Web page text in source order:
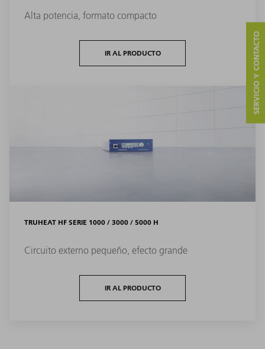
Alta potencia, formato compacto
IR AL PRODUCTO
TRUHEAT HF SERIE 1000 / 3000 / 5000 H
Circuito externo pequeño, efecto grande
IR AL PRODUCTO
SERVICIO Y CONTACTO